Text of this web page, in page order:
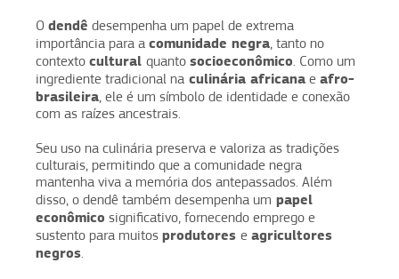
O dendê desempenha um papel de extrema
importância para a comunidade negra, tanto no
contexto cultural quanto socioeconômico. Como um
ingrediente tradicional na culinária africana e afro-
brasileira, ele é um símbolo de identidade e conexão
com as raízes ancestrais.
Seu uso na culinária preserva e valoriza as tradições
culturais, permitindo que a comunidade negra
mantenha viva a memória dos antepassados. Além
disso, o dendê também desempenha um papel
econômico significativo, fornecendo emprego e
sustento para muitos produtores e agricultores
negros.